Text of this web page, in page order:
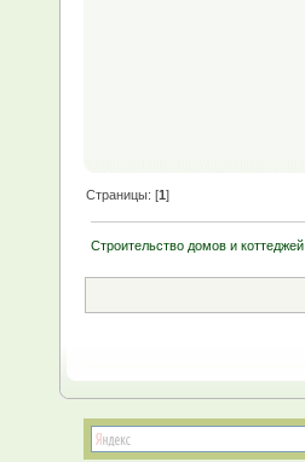
Страницы: [1]
Строительство домов и коттеджей